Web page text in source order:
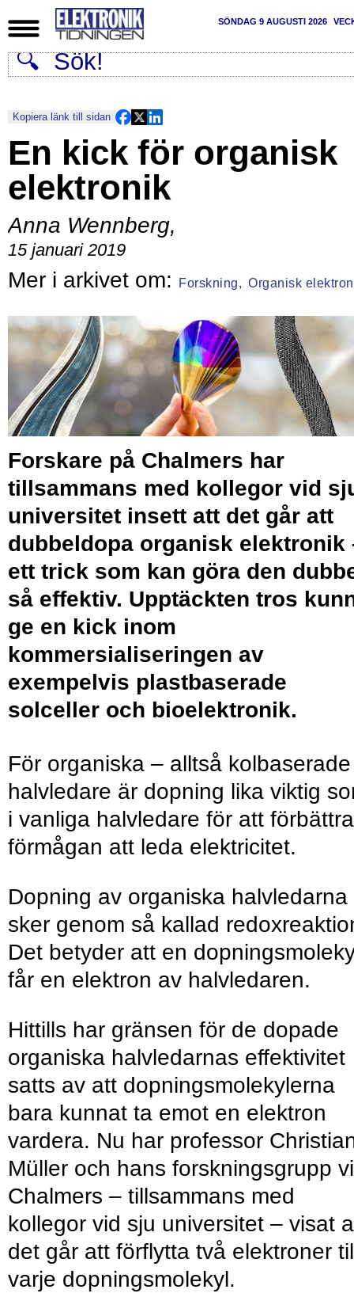
SÖNDAG 9 AUGUSTI 2026
Kopiera länk till sidan
En kick för organisk
elektronik
Anna Wennberg,
15 januari 2019
Forskning, Organisk
Forskare på Chalmers har
tillsammans med kollegor vid
universitet insett att det går att
dubbeldopa organisk elektronik
ett trick som kan göra den
så effektiv. Upptäckten tros
ge en kick inom
kommersialiseringen av
exempelvis plastbaserade
solceller och bioelektronik.
För organiska – alltså
halvledare är dopning lika viktig
i vanliga halvledare för att förbättra
förmågan att leda elektricitet.
Dopning av organiska halvledarna
sker genom så kallad
Det betyder att en
får en elektron av halvledaren.
Hittills har gränsen för de dopade
organiska halvledarnas effektivitet
satts av att dopningsmolekylerna
bara kunnat ta emot en elektron
vardera. Nu har professor
Müller och hans forskningsgrupp
Chalmers – tillsammans med
kollegor vid sju universitet – visat
det går att förflytta två elektroner
varje dopningsmolekyl.